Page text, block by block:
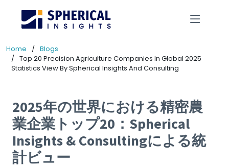
Home
Blogs
Top 20 Precision Agriculture Companies In Global 2025
Statistics View By Spherical Insights And Consulting
2025年の世界における精密農
業企業トップ20：Spherical
Insights & Consultingによる統
計ビュー